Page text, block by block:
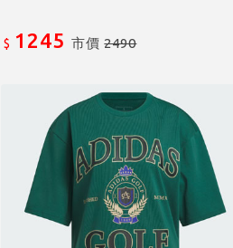
$ 1245 市價2490